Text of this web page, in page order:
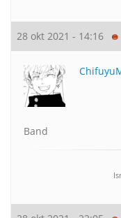
28 okt 2021 - 14:16
Band